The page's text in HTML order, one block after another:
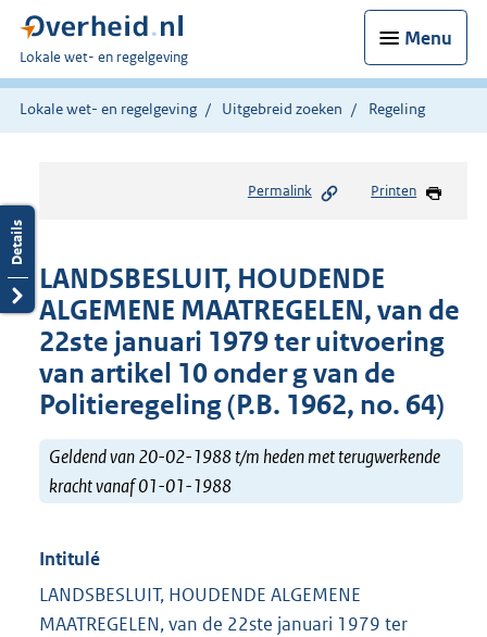
Menu
U
bent
hier:
Lokale wet- en regelgeving
Lokale wet- en regelgeving Uitgebreid zoeken Regeling
Permalink Printen
LANDSBESLUIT, HOUDENDE
ALGEMENE MAATREGELEN, van de
22ste januari 1979 ter uitvoering
van artikel 10 onder g van de
Politieregeling (P.B. 1962, no. 64)
Geldend van 20-02-1988 t/m heden met terugwerkende
kracht vanaf 01-01-1988
Intitulé
LANDSBESLUIT, HOUDENDE ALGEMENE
MAATREGELEN, van de 22ste januari 1979 ter